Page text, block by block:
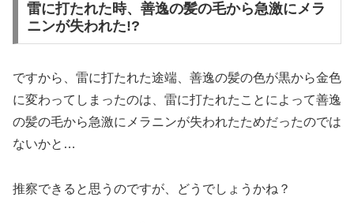
雷に打たれた時、善逸の髪の毛から急激にメラ
ニンが失われた!?
ですから、雷に打たれた途端、善逸の髪の色が黒から金色
に変わってしまったのは、雷に打たれたことによって善逸
の髪の毛から急激にメラニンが失われたためだったのでは
ないかと…
推察できると思うのですが、どうでしょうかね？